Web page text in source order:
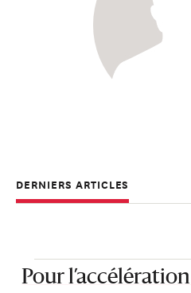
DERNIERS ARTICLES
Pour